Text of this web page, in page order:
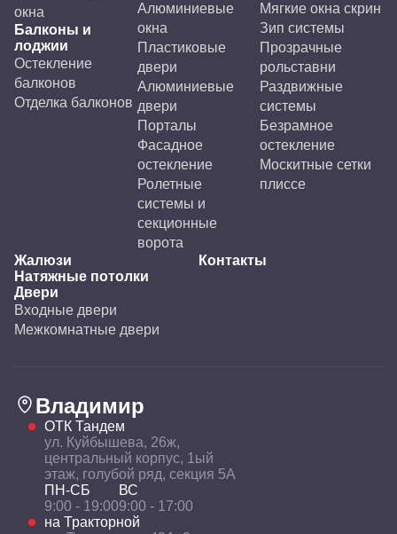
окна
Балконы и
лоджии
Остекление
балконов
Отделка балконов
Алюминиевые
окна
Пластиковые
двери
Алюминиевые
двери
Порталы
Фасадное
остекление
Ролетные
системы и
секционные
ворота
Мягкие окна скрин
Зип системы
Прозрачные
рольставни
Раздвижные
системы
Безрамное
остекление
Москитные сетки
плиссе
Жалюзи
Натяжные потолки
Двери
Входные двери
Межкомнатные двери
Контакты
Владимир
ОТК Тандем
ул. Куйбышева, 26ж,
центральный корпус, 1ый
этаж, голубой ряд, секция 5А
ПН-СБ
9:00 - 19:00
ВС
9:00 - 17:00
на Тракторной